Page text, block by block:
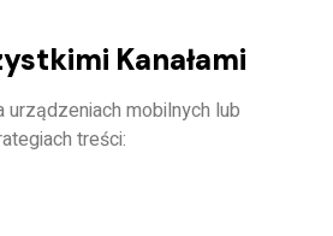
Kanałami
mobilnych lub
treści: